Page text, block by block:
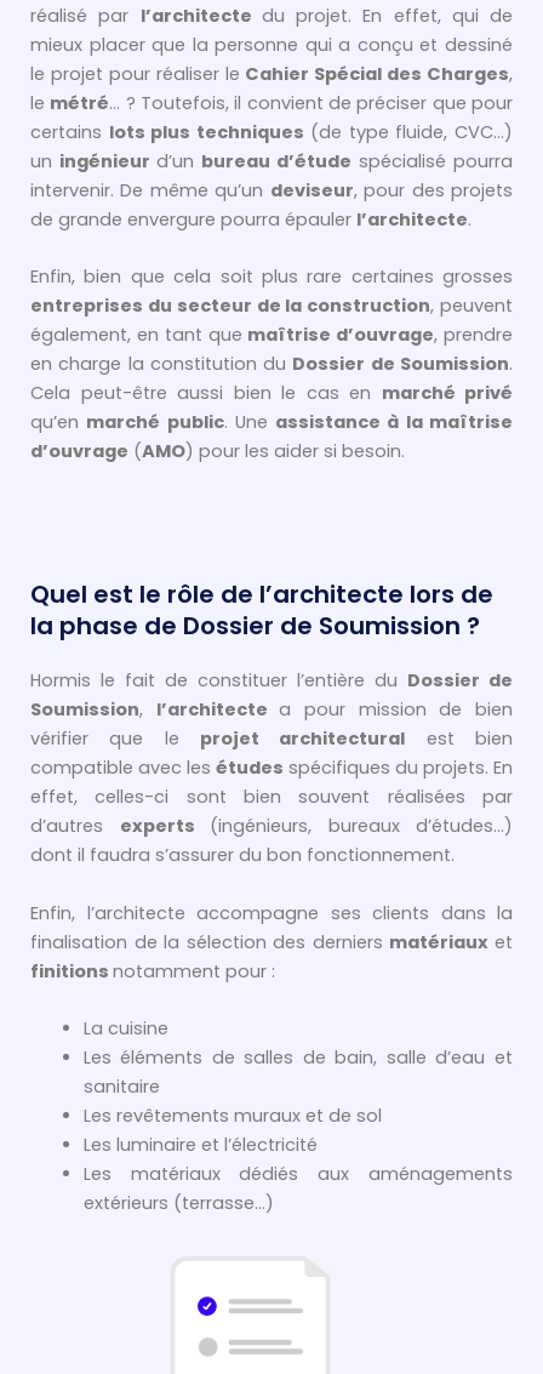
réalisé par l’architecte du projet. En effet, qui de
mieux placer que la personne qui a conçu et dessiné
le projet pour réaliser le Cahier Spécial des Charges,
le métré… ? Toutefois, il convient de préciser que pour
certains lots plus techniques (de type fluide, CVC…)
un ingénieur d’un bureau d’étude spécialisé pourra
intervenir. De même qu’un deviseur, pour des projets
de grande envergure pourra épauler l’architecte.
Enfin, bien que cela soit plus rare certaines grosses
entreprises du secteur de la construction, peuvent
également, en tant que maîtrise d’ouvrage, prendre
en charge la constitution du Dossier de Soumission.
Cela peut-être aussi bien le cas en marché privé
qu’en marché public. Une assistance à la maîtrise
d’ouvrage (AMO) pour les aider si besoin.
Quel est le rôle de l’architecte lors de
la phase de Dossier de Soumission ?
Hormis le fait de constituer l’entière du Dossier de
Soumission, l’architectea pour mission de bien
vérifier que le projet architectural est bien
compatible avec lesétudes spécifiques du projets. En
effet, celles-ci sont bien souvent réalisées par
d’autres experts (ingénieurs, bureaux d’études…)
dont il faudra s’assurer du bon fonctionnement.
Enfin, l’architecte accompagne ses clients dans la
finalisation de la sélection des derniers matériauxet
finitions notamment pour :
La cuisine
Les éléments de salles de bain, salle d’eau et
sanitaire
Les revêtements muraux et de sol
Les luminaire et l’électricité
Les matériaux dédiés aux aménagements
extérieurs (terrasse…)